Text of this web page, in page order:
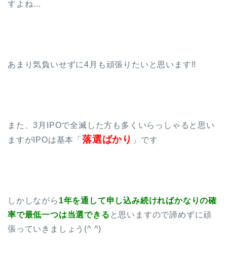
すよね…
あまり気負いせずに4月も頑張りたいと思います!!
また、3月IPOで全滅した方も多くいらっしゃると思い
ますがIPOは基本「 落選ばかり 」です
しかしながら 1年を通して申し込み続ければかなりの確
率で最低一つは当選できる と思いますので諦めずに頑
張っていきましょう(^ ^)